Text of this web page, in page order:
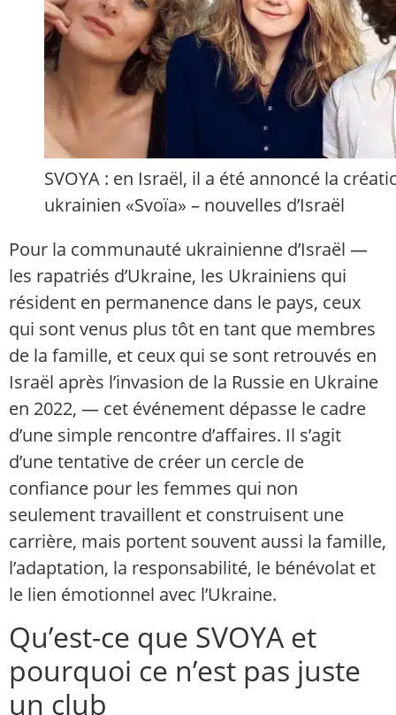
SVOYA : en Israël, il a été annoncé la
ukrainien «Svoïa» – nouvelles d’Israël
Pour la communauté ukrainienne d’Israël —
les rapatriés d’Ukraine, les Ukrainiens qui
résident en permanence dans le pays, ceux
qui sont venus plus tôt en tant que membres
de la famille, et ceux qui se sont retrouvés en
Israël après l’invasion de la Russie en Ukraine
en 2022, — cet événement dépasse le cadre
d’une simple rencontre d’affaires. Il s’agit
d’une tentative de créer un cercle de
confiance pour les femmes qui non
seulement travaillent et construisent une
carrière, mais portent souvent aussi la famille,
l’adaptation, la responsabilité, le bénévolat et
le lien émotionnel avec l’Ukraine.
Qu’est-ce que SVOYA et
pourquoi ce n’est pas juste
un club